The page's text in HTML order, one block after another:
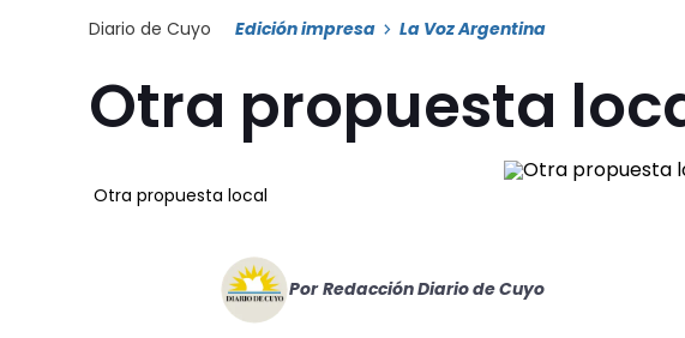
Diario de Cuyo Edición impresa La Voz Argentina
Otra propuesta
Otra propuesta local
Por Redacción Diario de Cuyo